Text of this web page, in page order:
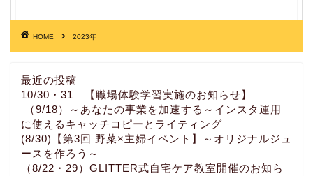
HOME 2023年
最近の投稿
10/30・31 【職場体験学習実施のお知らせ】
（9/18）～あなたの事業を加速する～インスタ運用
に使えるキャッチコピーとライティング
(8/30)【第3回 野菜×主婦イベント】～オリジナルジュ
ースを作ろう～
（8/22・29）GLITTER式自宅ケア教室開催のお知ら